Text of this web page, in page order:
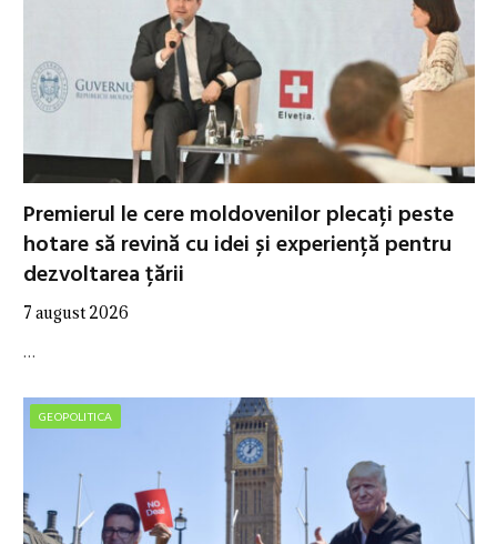
Premierul le cere moldovenilor plecați peste
hotare să revină cu idei și experiență pentru
dezvoltarea țării
7 august 2026
…
GEOPOLITICA